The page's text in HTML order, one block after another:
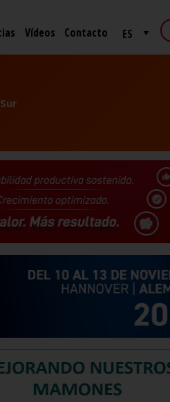
Vídeos Contacto